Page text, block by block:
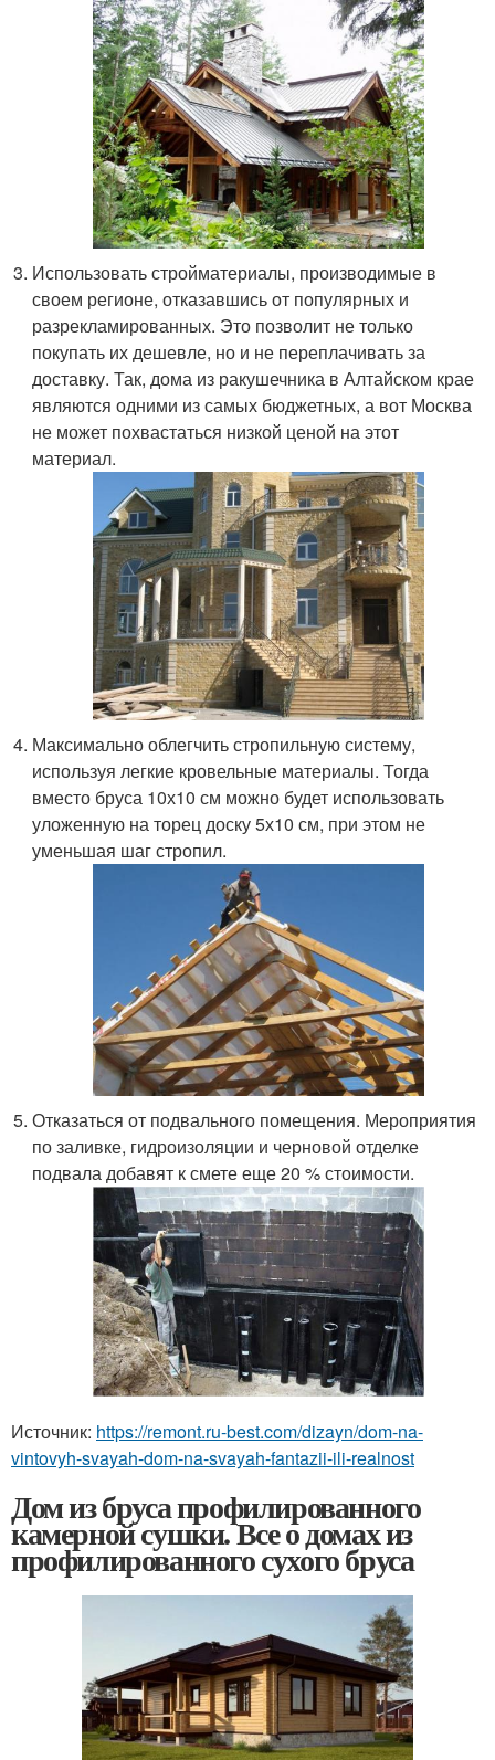
Использовать стройматериалы, производимые в
своем регионе, отказавшись от популярных и
разрекламированных. Это позволит не только
покупать их дешевле, но и не переплачивать за
доставку. Так, дома из ракушечника в Алтайском крае
являются одними из самых бюджетных, а вот Москва
не может похвастаться низкой ценой на этот
материал.
Максимально облегчить стропильную систему,
используя легкие кровельные материалы. Тогда
вместо бруса 10х10 см можно будет использовать
уложенную на торец доску 5х10 см, при этом не
уменьшая шаг стропил.
Отказаться от подвального помещения. Мероприятия
по заливке, гидроизоляции и черновой отделке
подвала добавят к смете еще 20 % стоимости.
Источник: https://remont.ru-best.com/dizayn/dom-na-
vintovyh-svayah-dom-na-svayah-fantazii-ili-realnost
Дом из бруса профилированного
камерной сушки. Все о домах из
профилированного сухого бруса